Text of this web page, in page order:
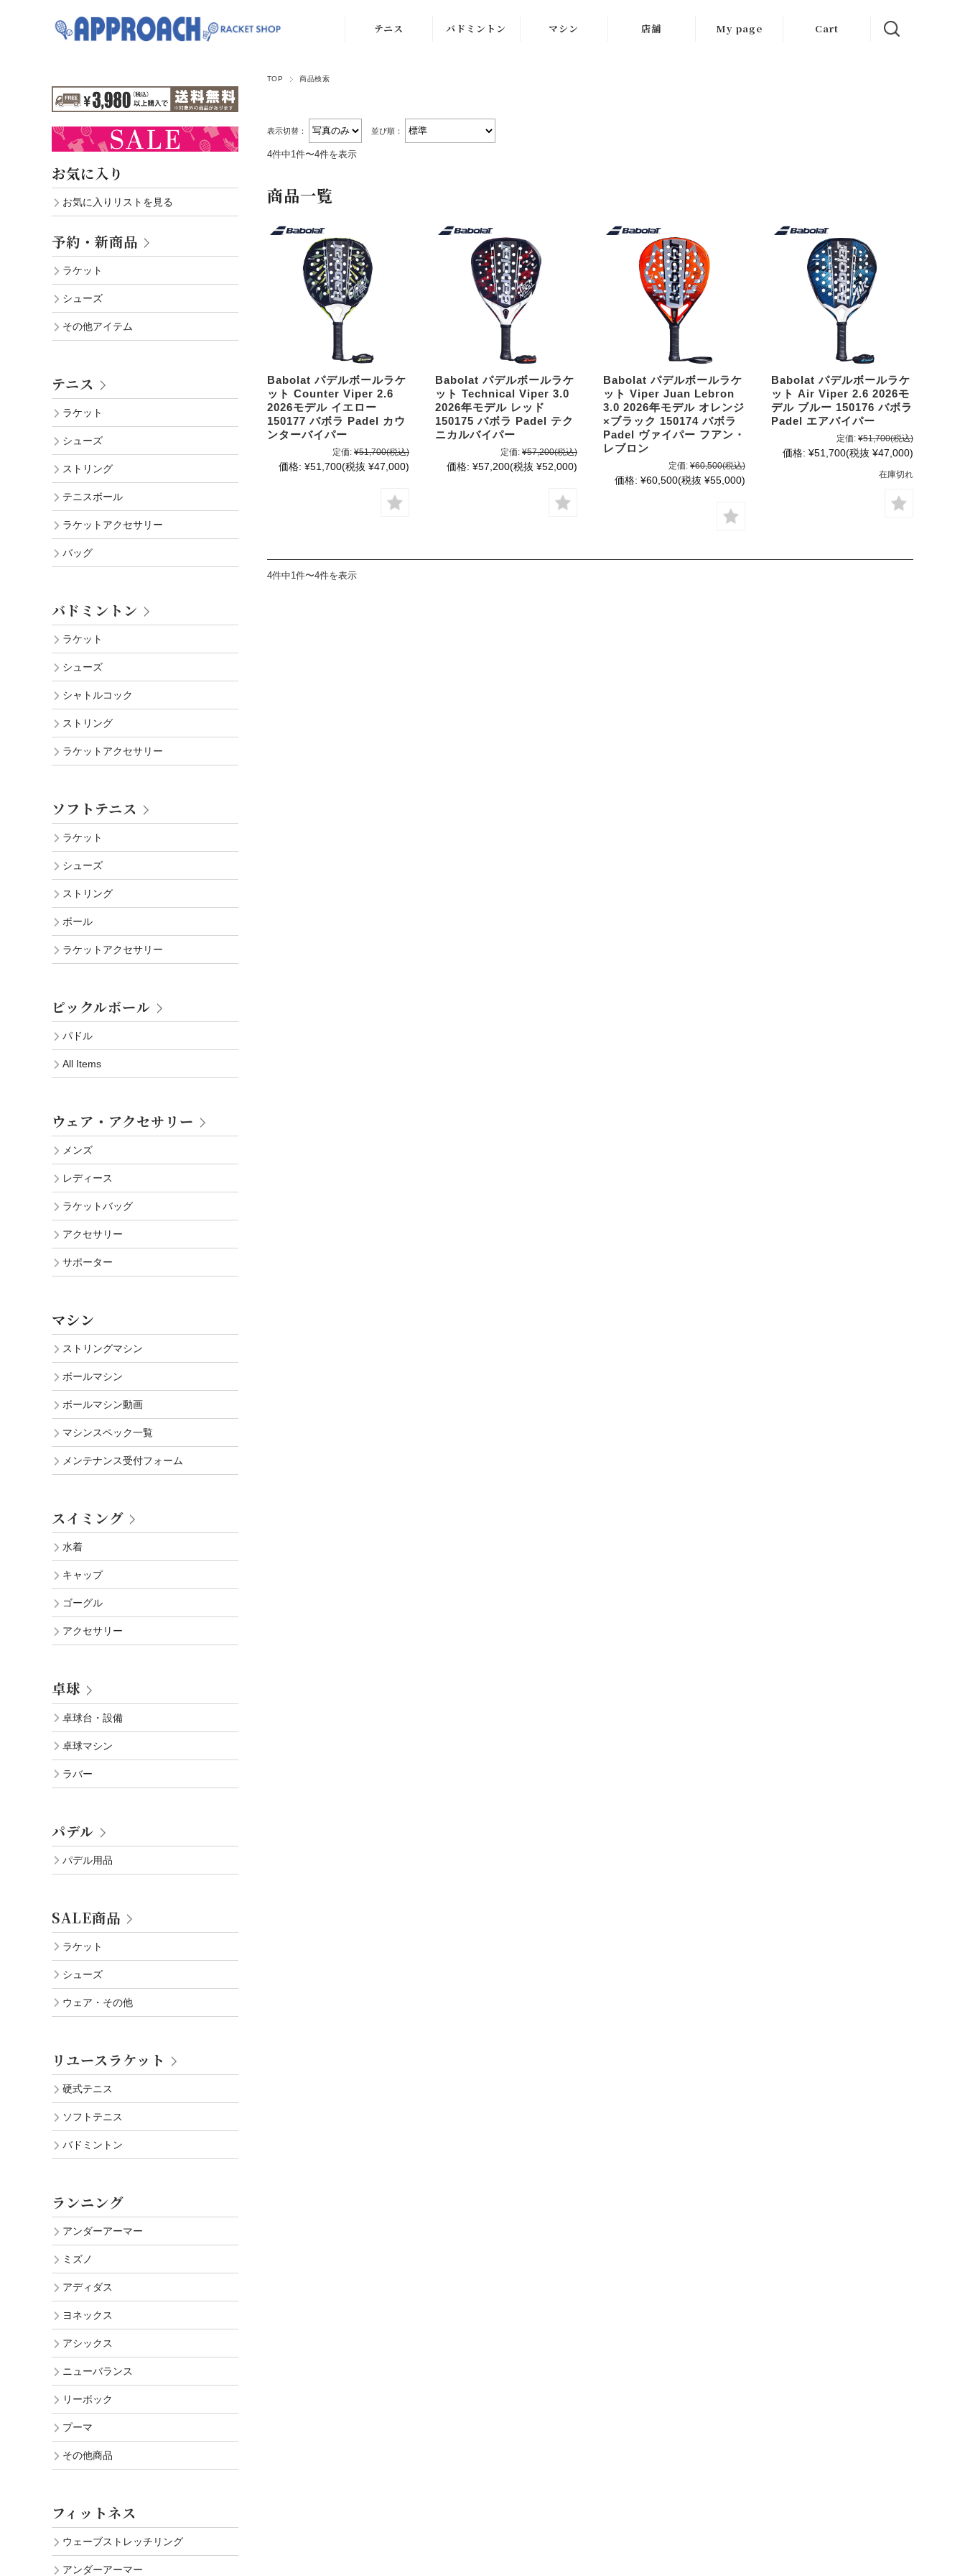
テニス
ストリング
バドミントン
ストリング
アクセサリ
マシン 店舗 My page Cart
TOP 商品検索
表示切替： 並び順：
4件中1件〜4件を表示
商品一覧
Babolat パデルボールラケ
ット Counter Viper 2.6
2026モデル イエロー
150177 バボラ Padel カウ
ンターバイパー
定価: ¥51,700(税込)
価格: ¥51,700(税抜 ¥47,000)
Babolat パデルボールラケ
ット Technical Viper 3.0
2026年モデル レッド
150175 バボラ Padel テク
ニカルバイパー
定価: ¥57,200(税込)
価格: ¥57,200(税抜 ¥52,000)
Babolat パデルボールラケ
ット Viper Juan Lebron
3.0 2026年モデル オレンジ
×ブラック 150174 バボラ
Padel ヴァイパー フアン・
レブロン
定価: ¥60,500(税込)
価格: ¥60,500(税抜 ¥55,000)
Babolat パデルボールラケ
ット Air Viper 2.6 2026モ
デル ブルー 150176 バボラ
Padel エアバイパー
定価: ¥51,700(税込)
価格: ¥51,700(税抜 ¥47,000)
在庫切れ
4件中1件〜4件を表示
お気に入り
お気に入りリストを見る
予約・新商品
ラケット
シューズ
その他アイテム
テニス
ラケット
シューズ
ストリング
テニスボール
ラケットアクセサリー
バッグ
バドミントン
ラケット
シューズ
シャトルコック
ストリング
ラケットアクセサリー
ソフトテニス
ラケット
シューズ
ストリング
ボール
ラケットアクセサリー
ピックルボール
パドル
All Items
ウェア・アクセサリー
メンズ
レディース
ラケットバッグ
アクセサリー
サポーター
マシン
ストリングマシン
ボールマシン
ボールマシン動画
マシンスペック一覧
メンテナンス受付フォーム
スイミング
水着
キャップ
ゴーグル
アクセサリー
卓球
卓球台・設備
卓球マシン
ラバー
パデル
パデル用品
SALE商品
ラケット
シューズ
ウェア・その他
リユースラケット
硬式テニス
ソフトテニス
バドミントン
ランニング
アンダーアーマー
ミズノ
アディダス
ヨネックス
アシックス
ニューバランス
リーボック
プーマ
その他商品
フィットネス
ウェーブストレッチリング
アンダーアーマー